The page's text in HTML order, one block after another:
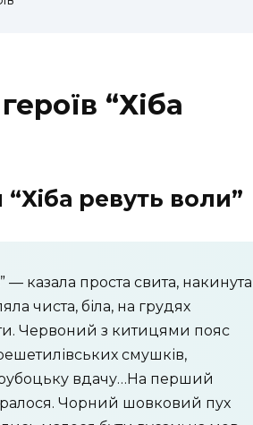
“Хіба
ревуть воли”
казала проста свита, накинута
чиста, біла, на грудях
Червоний з китицями пояс
смушків,
вдачу…На перший
Чорний шовковий пух